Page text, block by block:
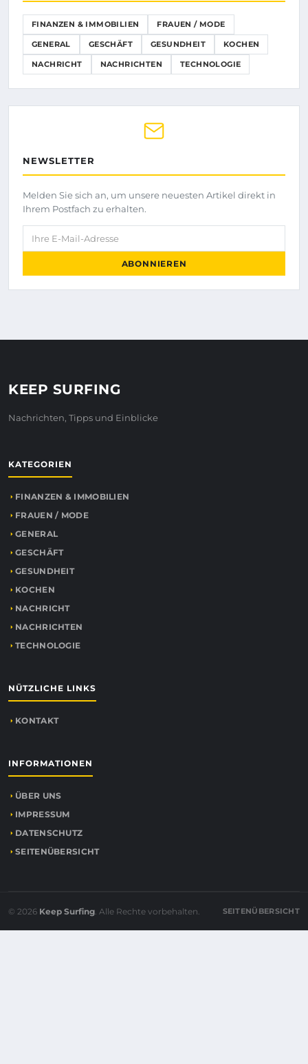
FINANZEN & IMMOBILIEN FRAUEN / MODE
GENERAL GESCHÄFT GESUNDHEIT KOCHEN
NACHRICHT NACHRICHTEN TECHNOLOGIE
NEWSLETTER
Melden Sie sich an, um unsere neuesten Artikel direkt in
Ihrem Postfach zu erhalten.
Ihre E-Mail-Adresse
ABONNIEREN
KEEP SURFING
Nachrichten, Tipps und Einblicke
KATEGORIEN
FINANZEN & IMMOBILIEN
FRAUEN / MODE
GENERAL
GESCHÄFT
GESUNDHEIT
KOCHEN
NACHRICHT
NACHRICHTEN
TECHNOLOGIE
NÜTZLICHE LINKS
KONTAKT
INFORMATIONEN
ÜBER UNS
IMPRESSUM
DATENSCHUTZ
SEITENÜBERSICHT
© 2026 Keep Surfing. Alle Rechte vorbehalten. SEITENÜBERSICHT